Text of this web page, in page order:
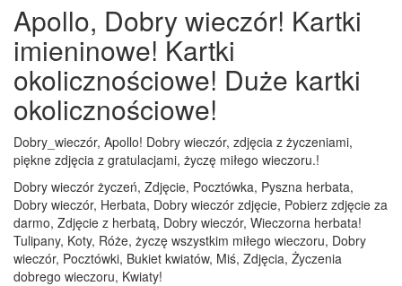
Apollo, Dobry wieczór! Kartki
imieninowe! Kartki
okolicznościowe! Duże kartki
okolicznościowe!
Dobry_wieczór, Apollo! Dobry wieczór, zdjęcia z życzeniami,
piękne zdjęcia z gratulacjami, życzę miłego wieczoru.!
Dobry wieczór życzeń, Zdjęcie, Pocztówka, Pyszna herbata,
Dobry wieczór, Herbata, Dobry wieczór zdjęcie, Pobierz zdjęcie za
darmo, Zdjęcie z herbatą, Dobry wieczór, Wieczorna herbata!
Tulipany, Koty, Róże, życzę wszystkim miłego wieczoru, Dobry
wieczór, Pocztówki, Bukiet kwiatów, Miś, Zdjęcia, Życzenia
dobrego wieczoru, Kwiaty!